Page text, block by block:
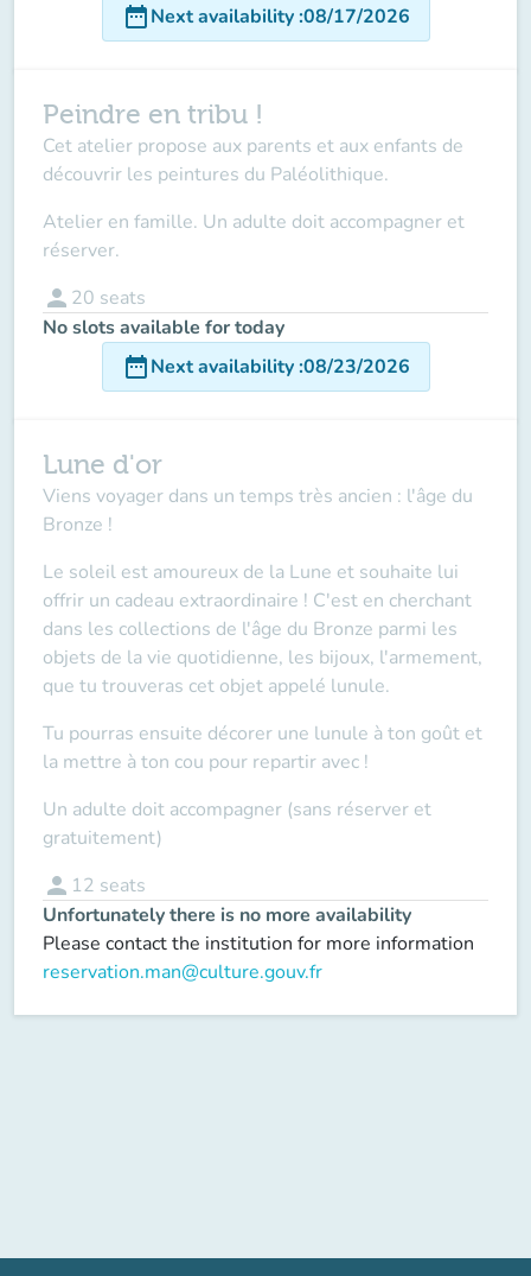
date_rangeNext availability:08/17/2026
Peindre en tribu !
Cet atelier propose aux parents et aux enfants de
découvrir les peintures du Paléolithique.
Atelier en famille. Un adulte doit accompagner et
réserver.
person 20 seats
No slots available for today
date_rangeNext availability:08/23/2026
Lune d'or
Viens voyager dans un temps très ancien : l'âge du
Bronze !
Le soleil est amoureux de la Lune et souhaite lui
offrir un cadeau extraordinaire ! C'est en cherchant
dans les collections de l'âge du Bronze parmi les
objets de la vie quotidienne, les bijoux, l'armement,
que tu trouveras cet objet appelé lunule.
Tu pourras ensuite décorer une lunule à ton goût et
la mettre à ton cou pour repartir avec !
Un adulte doit accompagner (sans réserver et
gratuitement)
person 12 seats
Unfortunately there is no more availability
Please contact the institution for more information
reservation.man@culture.gouv.fr